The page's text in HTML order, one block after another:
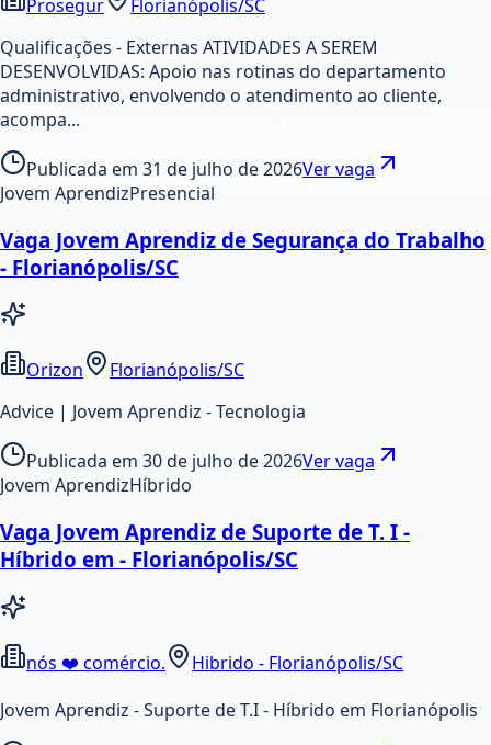
Prosegur
Florianópolis/SC
Qualificações - Externas ATIVIDADES A SEREM
DESENVOLVIDAS: Apoio nas rotinas do departamento
administrativo, envolvendo o atendimento ao cliente,
acompa...
Publicada em 31 de julho de 2026Ver vaga
Jovem AprendizPresencial
Vaga Jovem Aprendiz de Segurança do Trabalho
- Florianópolis/SC
Orizon
Florianópolis/SC
Advice | Jovem Aprendiz - Tecnologia
Publicada em 30 de julho de 2026Ver vaga
Jovem AprendizHíbrido
Vaga Jovem Aprendiz de Suporte de T. I -
Híbrido em - Florianópolis/SC
nós ❤️ comércio.
Hibrido - Florianópolis/SC
Jovem Aprendiz - Suporte de T.I - Híbrido em Florianópolis